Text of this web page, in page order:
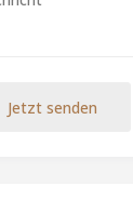
Jetzt senden